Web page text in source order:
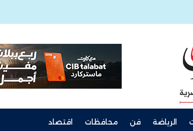
الرياضة فن محافظات اقتصاد